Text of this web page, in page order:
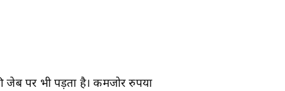
जेब पर भी पड़ता है। कमजोर रुपया